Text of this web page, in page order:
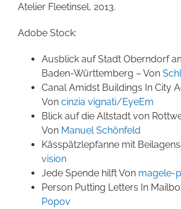
Atelier Fleetinsel, 2013.
Adobe Stock:
Ausblick auf Stadt Oberndorf
Baden-Württemberg – Von
Canal Amidst Buildings In City
Von cinzia vignati/EyeEm
Blick auf die Altstadt von
Von Manuel Schönfeld
Kässpätzlepfanne mit
vision
Jede Spende hilftVon magele-
Person Putting Letters In
Popov